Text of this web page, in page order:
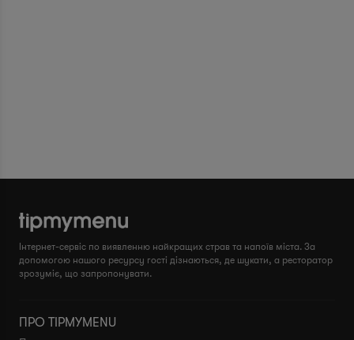
Інтернет-сервіс по виявленню найкращих страв та напоїв міста. За
допомогою нашого ресурсу гості дізнаються, де шукати, а ресторатор
зрозуміє, що запропонувати.
ПРО TIPMYMENU